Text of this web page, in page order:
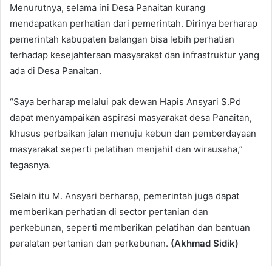
Menurutnya, selama ini Desa Panaitan kurang
mendapatkan perhatian dari pemerintah. Dirinya berharap
pemerintah kabupaten balangan bisa lebih perhatian
terhadap kesejahteraan masyarakat dan infrastruktur yang
ada di Desa Panaitan.
“Saya berharap melalui pak dewan Hapis Ansyari S.Pd
dapat menyampaikan aspirasi masyarakat desa Panaitan,
khusus perbaikan jalan menuju kebun dan pemberdayaan
masyarakat seperti pelatihan menjahit dan wirausaha,”
tegasnya.
Selain itu M. Ansyari berharap, pemerintah juga dapat
memberikan perhatian di sector pertanian dan
perkebunan, seperti memberikan pelatihan dan bantuan
peralatan pertanian dan perkebunan. (Akhmad Sidik)